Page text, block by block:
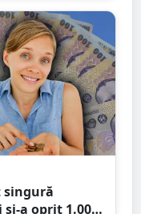
singură
a oprit 1.000